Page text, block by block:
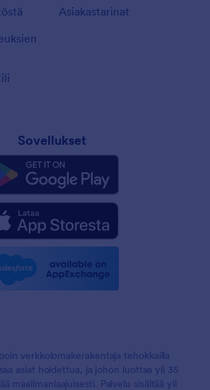
Asiakastarinat
Sovellukset
verkkolomakerakentaja tehokkailla
asiat hoidettua, ja johon luottaa yli 35
maailmanlaajuisesti. Palvelu sisältää yli